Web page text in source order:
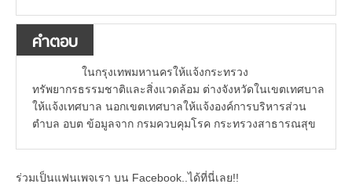
คำตอบ
ในกรุงเทพมหานครให้แจ้งกระทรวง
ทรัพยากรธรรมชาติและสิ่งแวดล้อม ต่างจังหวัดในเขตเทศบาล
ให้แจ้งเทศบาล นอกเขตเทศบาลให้แจ้งองค์การบริหารส่วน
ตำบล อบต ข้อมูลจาก กรมควบคุมโรค กระทรวงสาธารณสุข
ร่วมเป็นแฟนเพจเรา บน Facebook..ได้ที่นี่เลย!!